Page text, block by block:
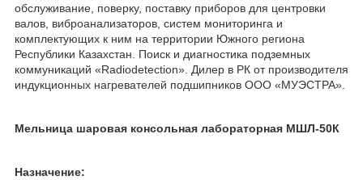
обслуживание, поверку, поставку приборов для центровки
валов, виброанализаторов, систем мониторинга и
комплектующих к ним на территории Южного региона
Республики Казахстан. Поиск и диагностика подземных
коммуникаций «Radiodetection». Дилер в РК от производителя
индукционных нагревателей подшипников ООО «МУЭСТРА».
Мельница шаровая консольная лабораторная МШЛ-50К
Назначение: